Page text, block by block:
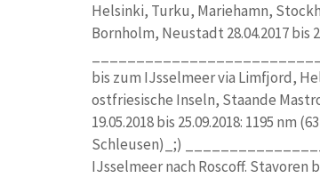
Helsinki, Turku, Mariehamn,
Bornholm, Neustadt 28.04.2017 bis
__________________________
bis zum IJsselmeer via Limfjord,
ostfriesische Inseln, Staande
19.05.2018 bis 25.09.2018: 1195 nm
Schleusen)_;)
IJsselmeer nach Roscoff. Stavoren